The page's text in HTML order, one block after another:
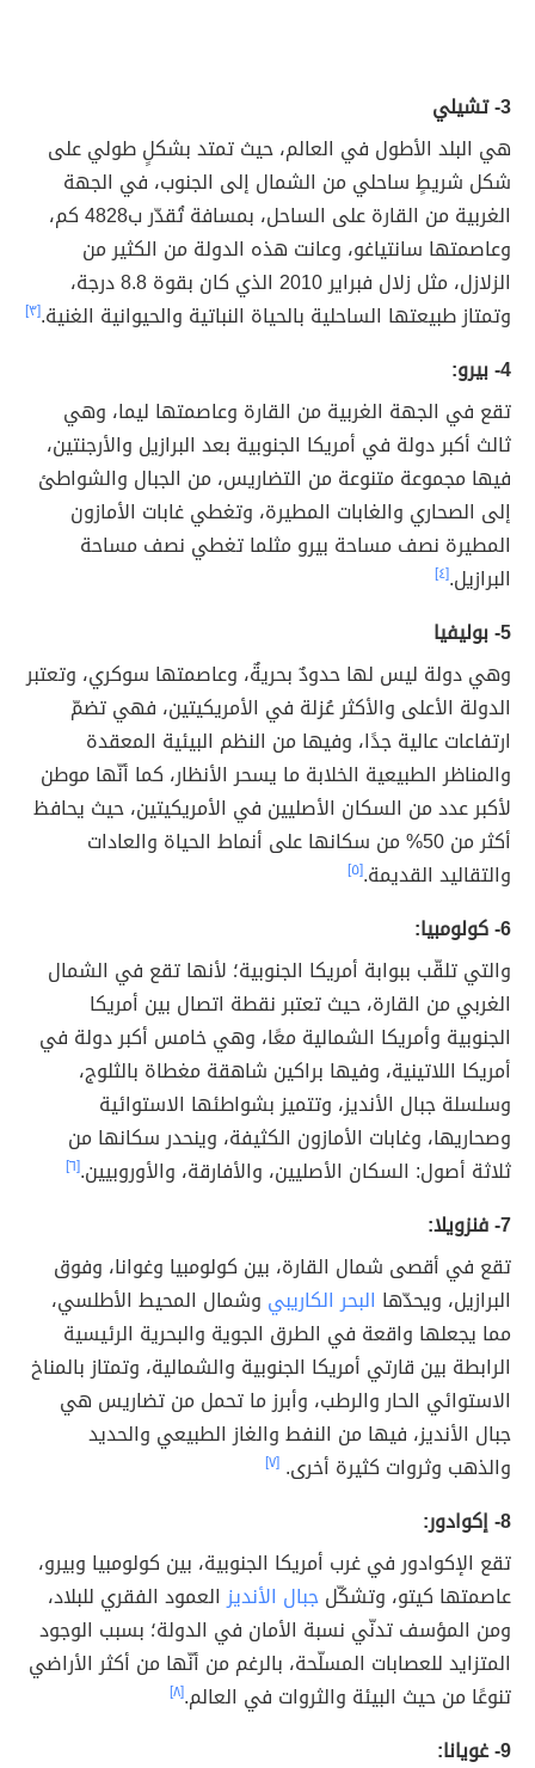
3- تشيلي
هي البلد الأطول في العالم، حيث تمتد بشكلٍ طولي على
شكل شريطٍ ساحلي من الشمال إلى الجنوب، في الجهة
الغربية من القارة على الساحل، بمسافة تُقدّر ب4828 كم،
وعاصمتها سانتياغو، وعانت هذه الدولة من الكثير من
الزلازل، مثل زلال فبراير 2010 الذي كان بقوة 8.8 درجة،
وتمتاز طبيعتها الساحلية بالحياة النباتية والحيوانية الغنية.[٣]
4- بيرو:
تقع في الجهة الغربية من القارة وعاصمتها ليما، وهي
ثالث أكبر دولة في أمريكا الجنوبية بعد البرازيل والأرجنتين،
فيها مجموعة متنوعة من التضاريس، من الجبال والشواطئ
إلى الصحاري والغابات المطيرة، وتغطي غابات الأمازون
المطيرة نصف مساحة بيرو مثلما تغطي نصف مساحة
البرازيل.[٤]
5- بوليفيا
وهي دولة ليس لها حدودٌ بحريةٌ، وعاصمتها سوكري، وتعتبر
الدولة الأعلى والأكثر عُزلة في الأمريكيتين، فهي تضمّ
ارتفاعات عالية جدًا، وفيها من النظم البيئية المعقدة
والمناظر الطبيعية الخلابة ما يسحر الأنظار، كما أنّها موطن
لأكبر عدد من السكان الأصليين في الأمريكيتين، حيث يحافظ
أكثر من 50% من سكانها على أنماط الحياة والعادات
والتقاليد القديمة.[٥]
6- كولومبيا:
والتي تلقّب ببوابة أمريكا الجنوبية؛ لأنها تقع في الشمال
الغربي من القارة، حيث تعتبر نقطة اتصال بين أمريكا
الجنوبية وأمريكا الشمالية معًا، وهي خامس أكبر دولة في
أمريكا اللاتينية، وفيها براكين شاهقة مغطاة بالثلوج،
وسلسلة جبال الأنديز، وتتميز بشواطئها الاستوائية
وصحاريها، وغابات الأمازون الكثيفة، وينحدر سكانها من
ثلاثة أصول: السكان الأصليين، والأفارقة، والأوروبيين.[٦]
7- فنزويلا:
تقع في أقصى شمال القارة، بين كولومبيا وغوانا، وفوق
البرازيل، ويحدّها البحر الكاريبي وشمال المحيط الأطلسي،
مما يجعلها واقعة في الطرق الجوية والبحرية الرئيسية
الرابطة بين قارتي أمريكا الجنوبية والشمالية، وتمتاز بالمناخ
الاستوائي الحار والرطب، وأبرز ما تحمل من تضاريس هي
جبال الأنديز، فيها من النفط والغاز الطبيعي والحديد
والذهب وثروات كثيرة أخرى. [٧]
8- إكوادور:
تقع الإكوادور في غرب أمريكا الجنوبية، بين كولومبيا وبيرو،
عاصمتها كيتو، وتشكّلجبال الأنديزالعمود الفقري للبلاد،
ومن المؤسف تدنّي نسبة الأمان في الدولة؛ بسبب الوجود
المتزايد للعصابات المسلّحة، بالرغم من أنّها من أكثر الأراضي
تنوعًا من حيث البيئة والثروات في العالم.[٨]
9- غويانا: